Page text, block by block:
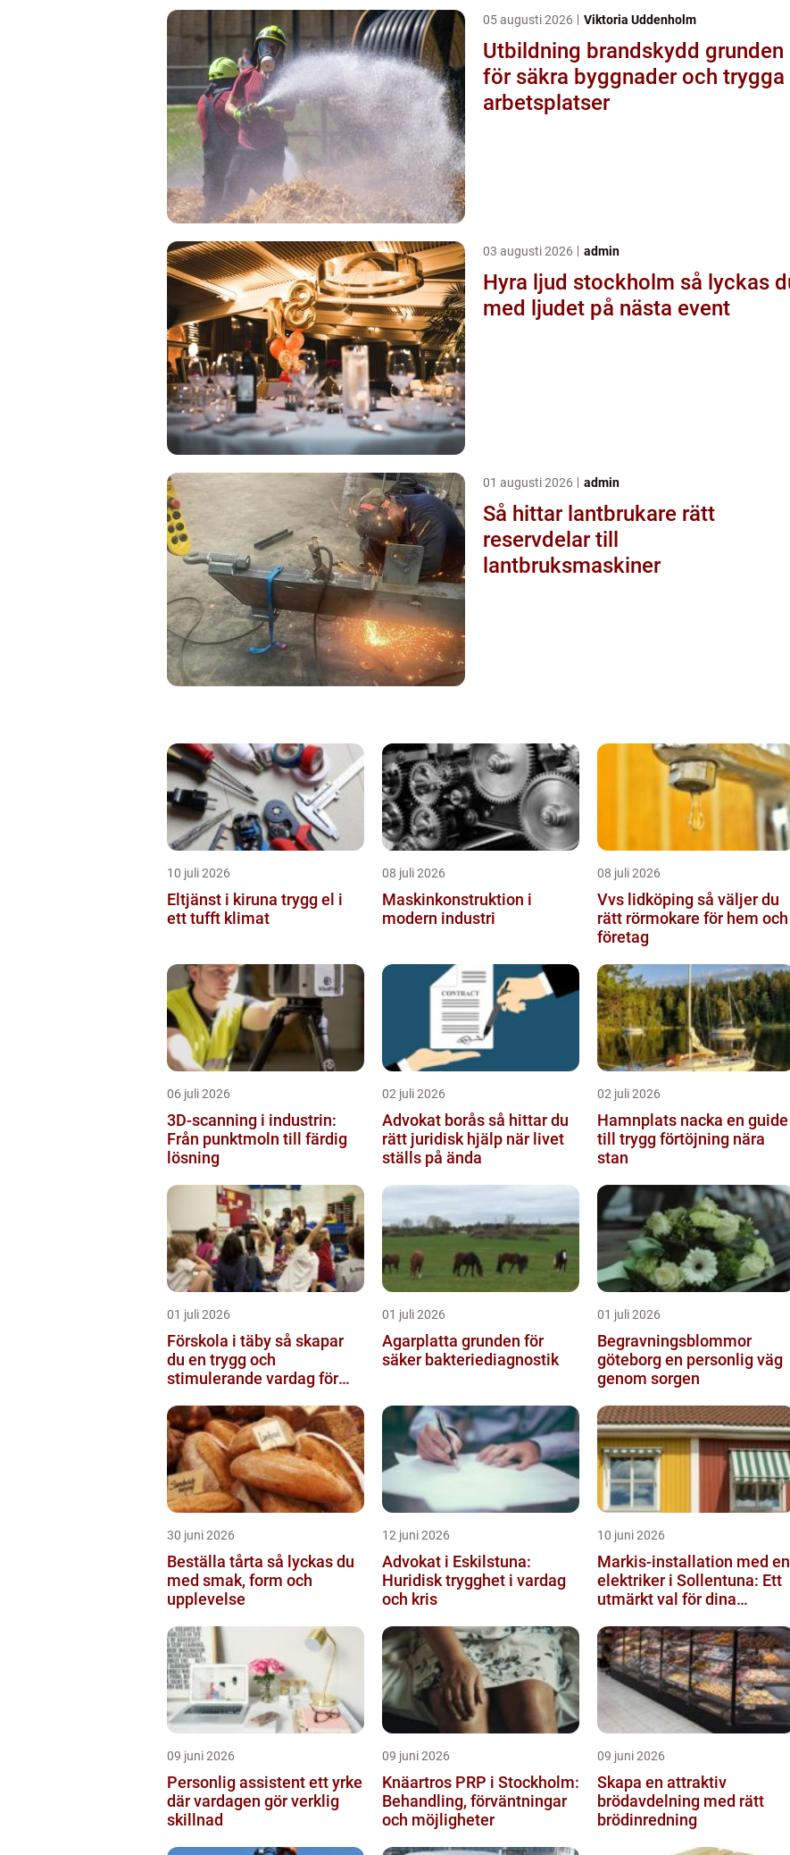
05 augusti 2026 Viktoria Uddenholm
Utbildning brandskydd grunden
för säkra byggnader och trygga
arbetsplatser
03 augusti 2026 admin
Hyra ljud stockholm så lyckas du
med ljudet på nästa event
01 augusti 2026 admin
Så hittar lantbrukare rätt
reservdelar till
lantbruksmaskiner
10 juli 2026
Eltjänst i kiruna trygg el i
ett tufft klimat
08 juli 2026
Maskinkonstruktion i
modern industri
08 juli 2026
Vvs lidköping så väljer du
rätt rörmokare för hem och
företag
06 juli 2026
3D-scanning i industrin:
Från punktmoln till färdig
lösning
02 juli 2026
Advokat borås så hittar du
rätt juridisk hjälp när livet
ställs på ända
02 juli 2026
Hamnplats nacka en guide
till trygg förtöjning nära
stan
01 juli 2026
Förskola i täby så skapar
du en trygg och
stimulerande vardag för
01 juli 2026
Agarplatta grunden för
säker bakteriediagnostik
01 juli 2026
Begravningsblommor
göteborg en personlig väg
genom sorgen
30 juni 2026
Beställa tårta så lyckas du
med smak, form och
upplevelse
12 juni 2026
Advokat i Eskilstuna:
Huridisk trygghet i vardag
och kris
10 juni 2026
Markis-installation med en
elektriker i Sollentuna: Ett
utmärkt val för dina
09 juni 2026
Personlig assistent ett yrke
där vardagen gör verklig
skillnad
09 juni 2026
Knäartros PRP i Stockholm:
Behandling, förväntningar
och möjligheter
09 juni 2026
Skapa en attraktiv
brödavdelning med rätt
brödinredning